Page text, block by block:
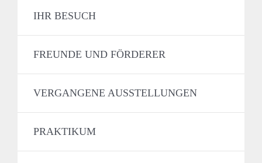
IHR BESUCH
FREUNDE UND FÖRDERER
VERGANGENE AUSSTELLUNGEN
PRAKTIKUM